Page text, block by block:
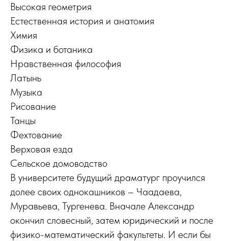
Высокая геометрия
Естественная история и анатомия
Химия
Физика и ботаника
Нравственная философия
Латынь
Музыка
Рисование
Танцы
Фехтование
Верховая езда
Сельское домоводство
В университете будущий драматург проучился
долее своих однокашников – Чаадаева,
Муравьева, Тургенева. Вначале Александр
окончил словесный, затем юридический и после
физико-математический факультеты. И если бы